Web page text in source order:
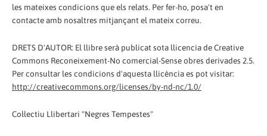
les mateixes condicions que els relats. Per fer-ho, posa't en
contacte amb nosaltres mitjançant el mateix correu.
DRETS D'AUTOR: El llibre serà publicat sota llicencia de Creative
Commons Reconeixement-No comercial-Sense obres derivades 2.5.
Per consultar les condicions d'aquesta llicència es pot visitar:
http://creativecommons.org/licenses/by-nd-nc/1.0/
Col·lectiu Llibertari "Negres Tempestes"